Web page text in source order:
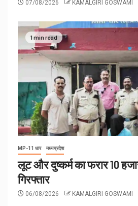
07/08/2026 KAMALGIRI GOSWAMI
1 min read
MP-11 धार मध्यप्रदेश
लूट और दुष्कर्म का फरार 10
गिरफ्तार
06/08/2026 KAMALGIRI GOSWAMI